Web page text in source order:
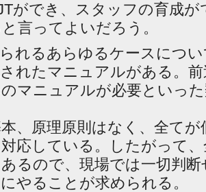
ができ、スタッフの育成が
言ってよいだろう。
れるあらゆるケースにつ
れたマニュアルがある。
マニュアルが必要といっ
、原理原則はなく、全て
応している。したがって
るので、現場では一切判
やることが求められる。